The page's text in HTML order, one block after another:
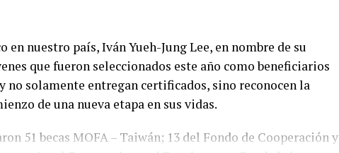
nuestro país, Iván Yueh-Jung Lee, en nombre de su
que fueron seleccionados este año como beneficiarios
no solamente entregan certificados, sino reconocen la
de una nueva etapa en sus vidas.
51 becas MOFA – Taiwán; 13 del Fondo de Cooperación y